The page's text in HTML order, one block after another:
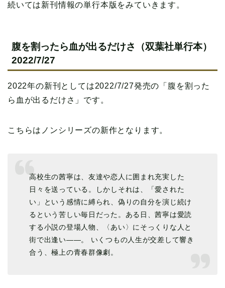
続いては新刊情報の単行本版をみていきます。
腹を割ったら血が出るだけさ（双葉社単行本）
2022/7/27
2022年の新刊としては2022/7/27発売の「腹を割った
ら血が出るだけさ」です。
こちらはノンシリーズの新作となります。
高校生の茜寧は、友達や恋人に囲まれ充実した
日々を送っている。しかしそれは、「愛された
い」という感情に縛られ、偽りの自分を演じ続け
るという苦しい毎日だった。ある日、茜寧は愛読
する小説の登場人物、〈あい〉にそっくりな人と
街で出逢い――。 いくつもの人生が交差して響き
合う、極上の青春群像劇。